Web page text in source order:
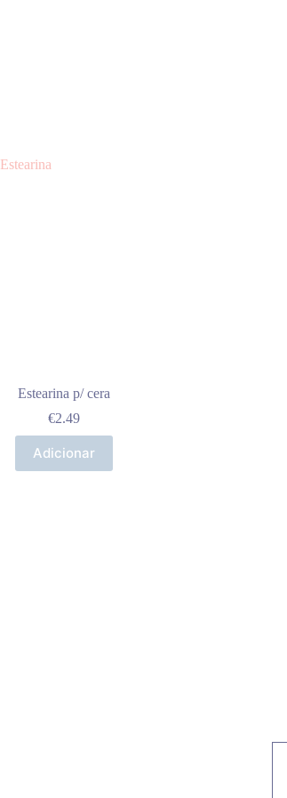
Estearina
Estearina p/ cera
€2.49
Adicionar